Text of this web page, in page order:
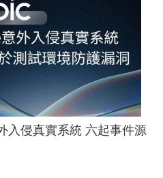
入侵真實系統 六起事件源